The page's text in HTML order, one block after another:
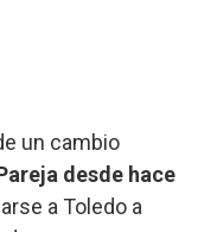
un cambio
desde hace
a Toledo a